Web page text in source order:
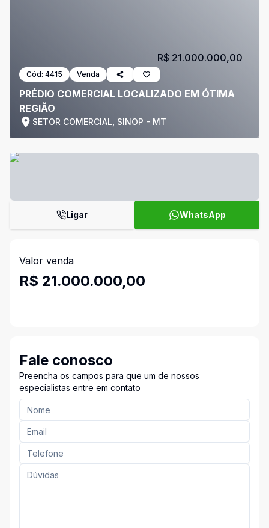
Cód: 4415 Venda
PRÉDIO COMERCIAL LOCALIZADO EM ÓTIMA
REGIÃO
SETOR COMERCIAL, SINOP - MT
R$ 21.000.000,00
Ligar WhatsApp
Valor venda
R$ 21.000.000,00
Fale conosco
Preencha os campos para que um de nossos
especialistas entre em contato